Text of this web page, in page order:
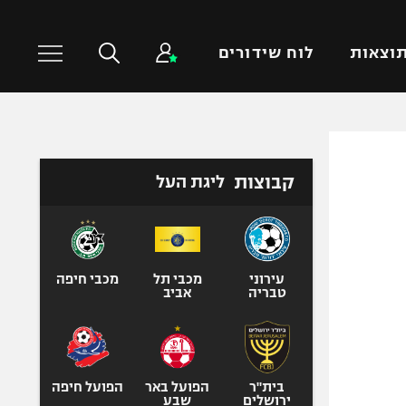
תוצאות לוח שידורים
טניס
כדורעף
ספורט אולימפי
קבוצות ליגת העל
עירוני
טבריה
מכבי תל
אביב
מכבי חיפה
בית"ר
ירושלים
הפועל באר
שבע
הפועל חיפה